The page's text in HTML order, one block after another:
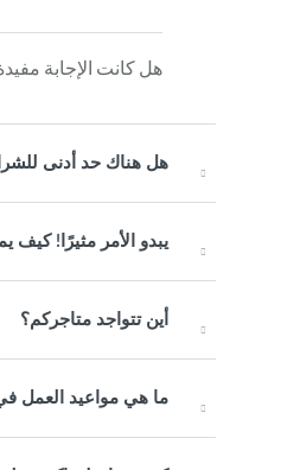
هل كانت الإجابة
هل هناك حد أدنى
يبدو الأمر مثيرًا! كيف
أين تتواجد متاجركم؟
ما هي مواعيد العمل